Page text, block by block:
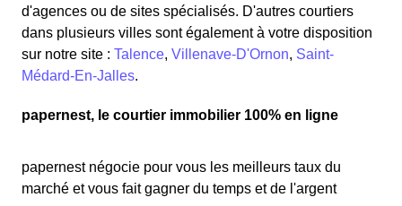
d'agences ou de sites spécialisés. D'autres courtiers
dans plusieurs villes sont également à votre disposition
sur notre site : Talence, Villenave-D'Ornon, Saint-
Médard-En-Jalles.
papernest, le courtier immobilier 100% en ligne
papernest négocie pour vous les meilleurs taux du
marché et vous fait gagner du temps et de l'argent